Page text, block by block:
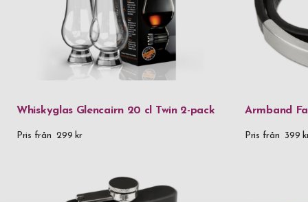
Whiskyglas Glencairn 20 cl Twin 2-pack
Pris från 299 kr
Armband
Pris från 399